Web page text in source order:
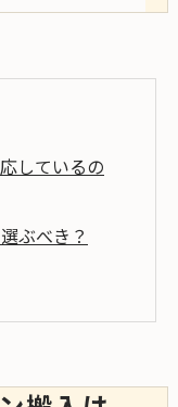
しているの
ぶべき？
サービス内容